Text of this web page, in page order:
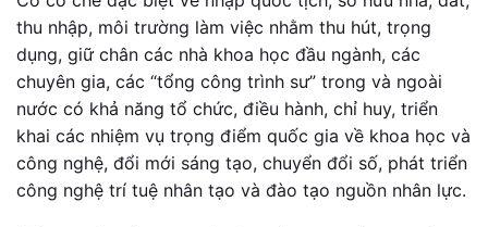
thu nhập, môi trường làm việc nhằm thu hút, trọng
dụng, giữ chân các nhà khoa học đầu ngành, các
chuyên gia, các “tổng công trình sư” trong và ngoài
nước có khả năng tổ chức, điều hành, chỉ huy, triển
khai các nhiệm vụ trọng điểm quốc gia về khoa học và
công nghệ, đổi mới sáng tạo, chuyển đổi số, phát triển
công nghệ trí tuệ nhân tạo và đào tạo nguồn nhân lực.